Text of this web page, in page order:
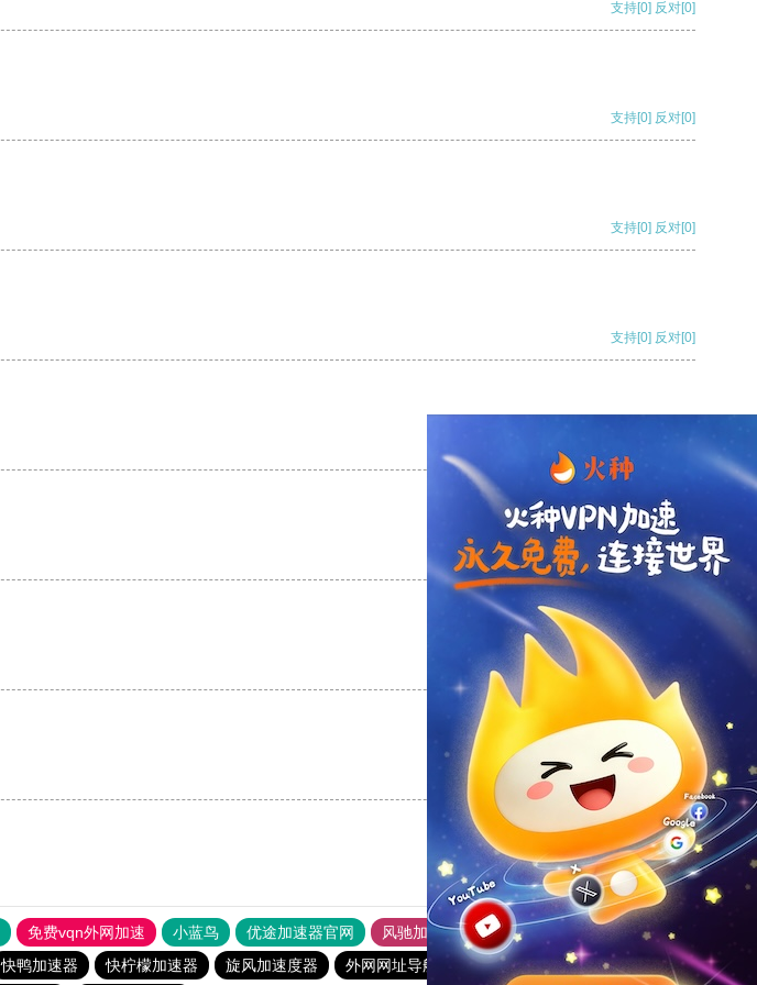
支持[0] 反对[0]
支持[0] 反对[0]
支持[0] 反对[0]
支持[0] 反对[0]
支持 [0] 反对[0]
支持[0] 反对
支持[0] 反对[0]
免费vqn外网加速 小蓝鸟 优途加速器官网 风驰加速器
旋风加速器
快鸭加速器 快柠檬加速器 旋风加速度器 外网网址导航 软件中心 雷霆加速 狂飙加速器